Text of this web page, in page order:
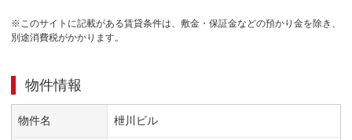
※このサイトに記載がある賃貸条件は、敷金・保証金などの預かり金を除き、
別途消費税がかかります。
物件情報
物件名 枻川ビル